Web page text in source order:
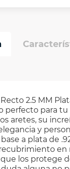
2.5 MM
perfecto para tu
aretes, su
y
a plata de
en
los protege